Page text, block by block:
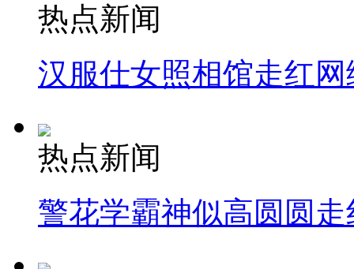
热点新闻
汉服仕女照相馆走红网
热点新闻
警花学霸神似高圆圆走